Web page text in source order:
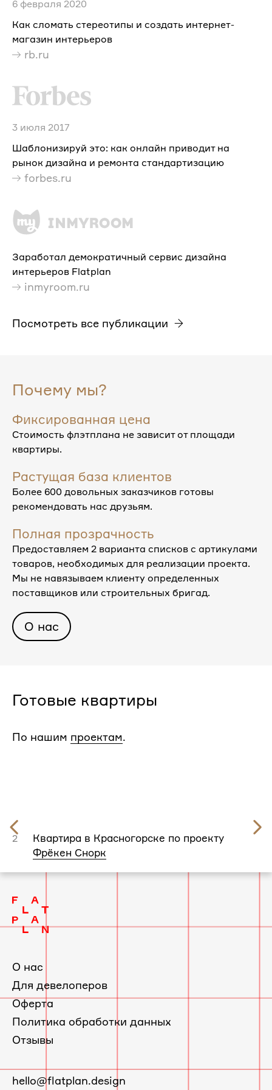
6 февраля 2020
Как сломать стереотипы и создать интернет-
магазин интерьеров
rb.ru
3 июля 2017
Шаблонизируй это: как онлайн приводит на
рынок дизайна и ремонта стандартизацию
forbes.ru
Заработал демократичный сервис дизайна
интерьеров Flatplan
inmyroom.ru
Посмотреть все публикации
Почему мы?
Фиксированная цена
Стоимость флэтплана не зависит от площади
квартиры.
Растущая база клиентов
Более 600 довольных заказчиков готовы
рекомендовать нас друзьям.
Полная прозрачность
Предоставляем 2 варианта списков с артикулами
товаров, необходимых для реализации проекта.
Мы не навязываем клиенту определенных
поставщиков или строительных бригад.
О нас
Готовые квартиры
По нашим проектам.
2
Квартира в Красногорске по проекту
Фрёкен Снорк
слайд
О нас
Для девелоперов
Оферта
Политика обработки данных
Отзывы
E-
hello@flatplan.design